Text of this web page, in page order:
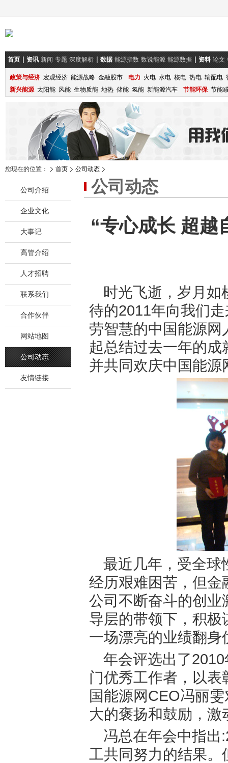
首页 资讯 新闻 专题 深度解析 数据 能源指数 数说能源 能源数据 资料 论文
政策与经济 宏观经济 能源战略 金融股市 电力 火电 水电 核电 热电 输配电
新兴能源 太阳能 风能 生物质能 地热 储能 氢能 新能源汽车 节能环保 节能
您现在的位置： 首页 公司动态
公司介绍
企业文化
大事记
高管介绍
人才招聘
联系我们
合作伙伴
网站地图
公司动态
友情链接
公司动态
“专心成长 超
时光飞逝，岁月如
待的2011年向我们
劳智慧的中国能源网
起总结过去一年的
并共同欢庆中国能源
最近几年，受全球
经历艰难困苦，但金
公司不断奋斗的创业
导层的带领下，积
一场漂亮的业绩翻身
年会评选出了
门优秀工作者，以
国能源网CEO冯丽雯
大的褒扬和鼓励，
冯总在年会中指出
工共同努力的结果。